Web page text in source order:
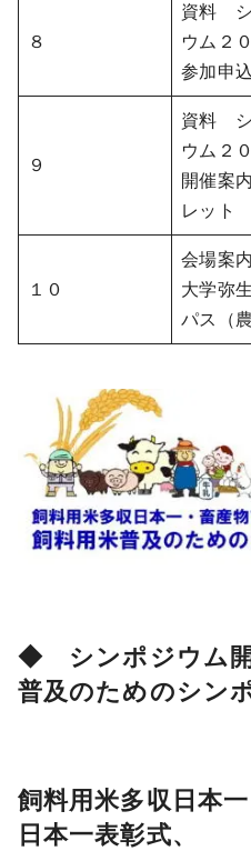
８
資料
ウム２
参加申
９
資料
ウム２
開催案
レット
１０
会場案
大学弥
パス（
◆ シンポジウム
普及のためのシン
飼料用米多収日本
日本一表彰式、